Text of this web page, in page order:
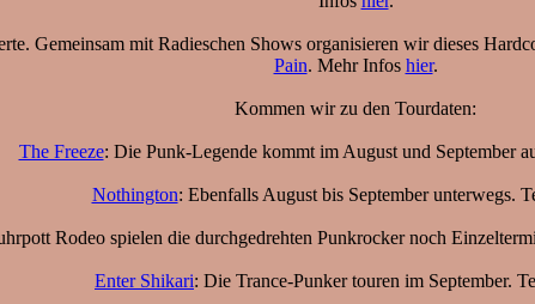
Gemeinsam mit Radieschen Shows organisieren wir dieses
Pain. Mehr Infos hier.
Kommen wir zu den Tourdaten:
The Freeze: Die Punk-Legende kommt im August und September
Nothington: Ebenfalls August bis September unterwegs.
Rodeo spielen die durchgedrehten Punkrocker noch
Enter Shikari: Die Trance-Punker touren im September.